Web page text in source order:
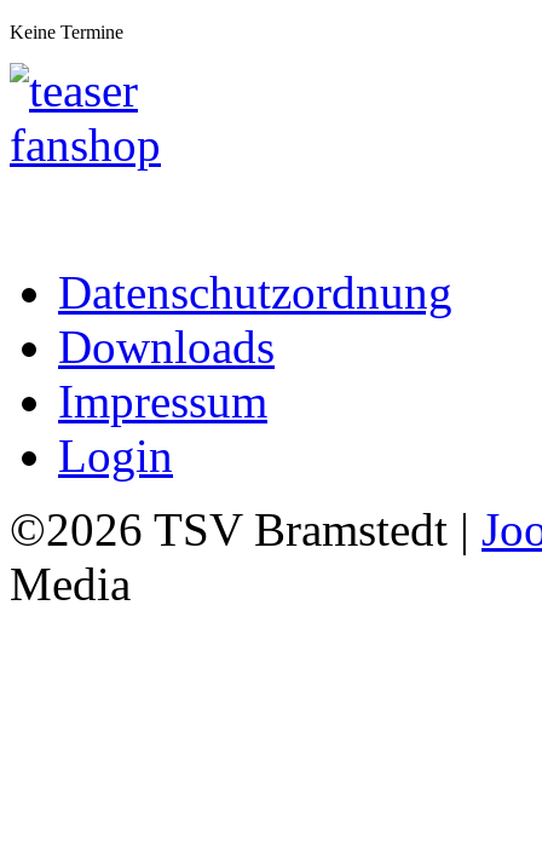
Keine Termine
Datenschutzordnung
Downloads
Impressum
Login
©2026 TSV Bramstedt |
Media